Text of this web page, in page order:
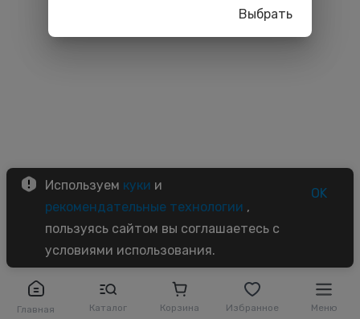
Главная Каталог Корзина Избранное Меню
Используем куки и
рекомендательные технологии ,
пользуясь сайтом вы соглашаетесь с
условиями использования.
OK
Выбрать